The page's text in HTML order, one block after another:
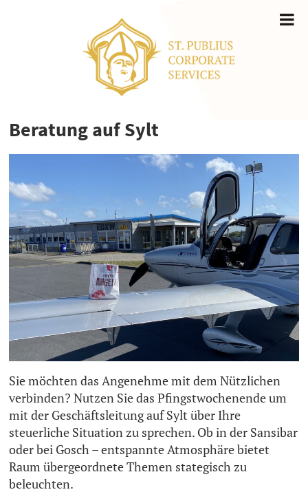
Beratung auf Sylt
Sie möchten das Angenehme mit dem Nützlichen
verbinden? Nutzen Sie das Pfingstwochenende um
mit der Geschäftsleitung auf Sylt über Ihre
steuerliche Situation zu sprechen. Ob in der Sansibar
oder bei Gosch – entspannte Atmosphäre bietet
Raum übergeordnete Themen stategisch zu
beleuchten.